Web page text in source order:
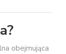
obejmująca